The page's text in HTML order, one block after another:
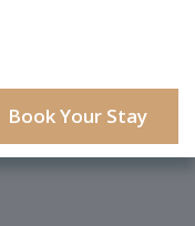
Book Your Stay